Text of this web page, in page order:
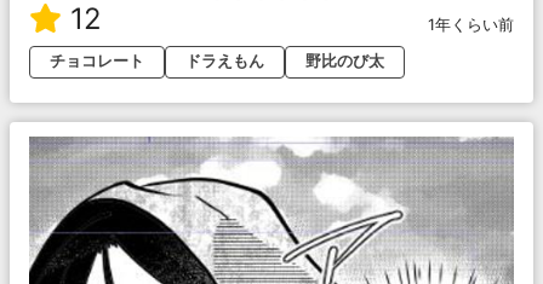
12
1年くらい前
チョコレート
ドラえもん 野比のび太